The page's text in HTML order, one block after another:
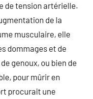
de tension artérielle.
de la
musculaire, elle
dommages et de
genoux, ou bien de
pour mûrir en
procurait une